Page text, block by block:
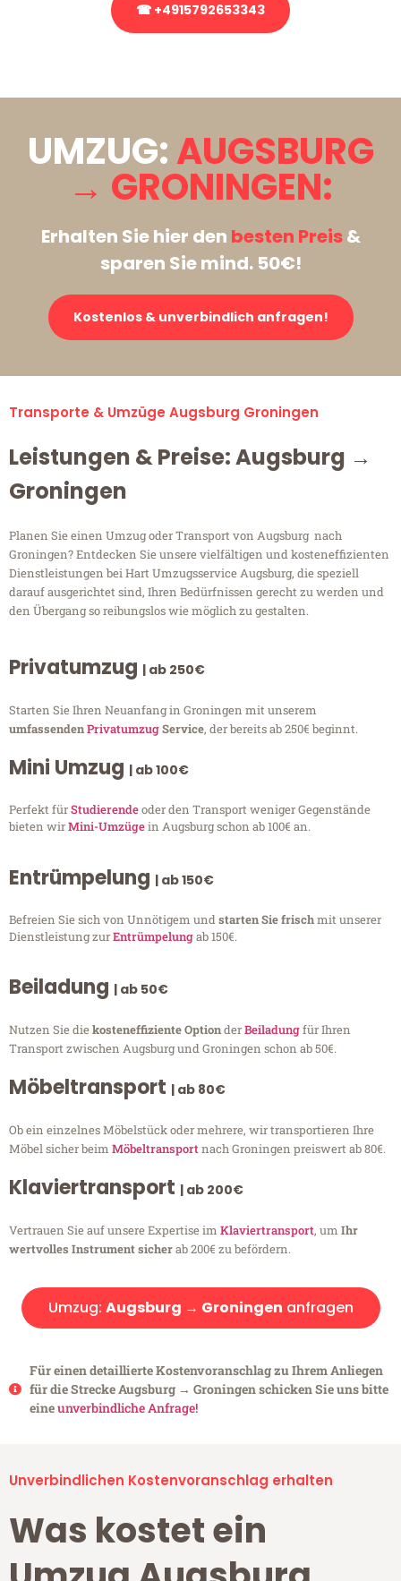
☎ +4915792653343
UMZUG:AUGSBURG
→ GRONINGEN:
Erhalten Sie hier den besten Preis&
sparen Sie mind. 50€!
Kostenlos & unverbindlich anfragen!
Transporte & Umzüge Augsburg Groningen
Leistungen & Preise: Augsburg →
Groningen
Planen Sie einen Umzug oder Transport von Augsburg nach
Groningen? Entdecken Sie unsere vielfältigen und kosteneffizienten
Dienstleistungen bei Hart Umzugsservice Augsburg, die speziell
darauf ausgerichtet sind, Ihren Bedürfnissen gerecht zu werden und
den Übergang so reibungslos wie möglich zu gestalten.
Privatumzug | ab 250€
Starten Sie Ihren Neuanfang in Groningen mit unserem
umfassendenPrivatumzugService, der bereits ab 250€ beginnt.
Mini Umzug | ab 100€
Perfekt fürStudierendeoder den Transport weniger Gegenstände
bieten wirMini-Umzügein Augsburg schon ab 100€ an.
Entrümpelung | ab 150€
Befreien Sie sich von Unnötigem undstarten Sie frischmit unserer
Dienstleistung zurEntrümpelungab 150€.
Beiladung | ab 50€
Nutzen Sie diekosteneffiziente OptionderBeiladungfür Ihren
Transport zwischen Augsburg und Groningen schon ab 50€.
Möbeltransport | ab 80€
Ob ein einzelnes Möbelstück oder mehrere, wir transportieren Ihre
Möbel sicher beim Möbeltransportnach Groningen preiswert ab 80€.
Klaviertransport | ab 200€
Vertrauen Sie auf unsere Expertise im Klaviertransport, um Ihr
wertvolles Instrument sicherab 200€ zu befördern.
Umzug: Augsburg → Groningen anfragen
Für einen detaillierte Kostenvoranschlag zu Ihrem Anliegen
für die Strecke Augsburg → Groningen schicken Sie uns bitte
eineunverbindliche Anfrage!
Unverbindlichen Kostenvoranschlag erhalten
Was kostet ein